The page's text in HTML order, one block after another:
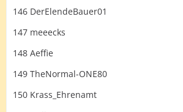
146 DerElendeBauer01
147 meeecks
148 Aeffie
149 TheNormal-ONE80
150 Krass_Ehrenamt